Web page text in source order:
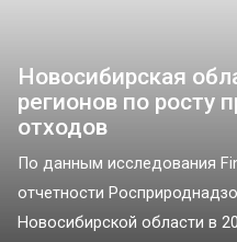
Новосибирская
регионов по
отходов
По данным исследования
отчетности
Новосибирской области в